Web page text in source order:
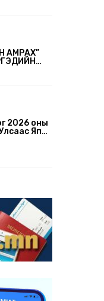
АМРАХ”
2026 оны
Япон